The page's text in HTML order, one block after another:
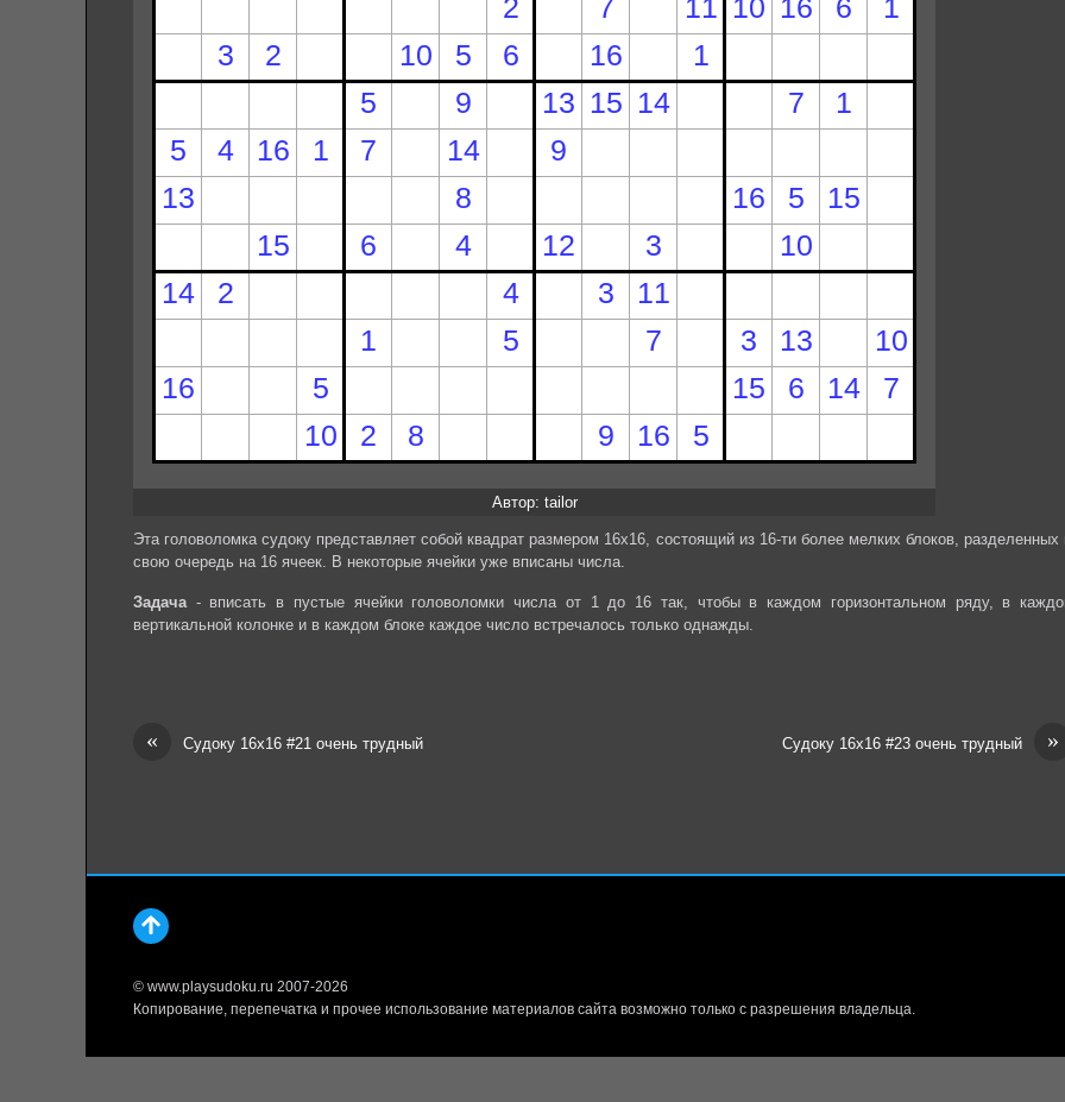
Автор: tailor
Эта головоломка судоку представляет собой квадрат размером 16х16, состоящий из 16-ти более мелких блоков, разделенных
свою очередь на 16 ячеек. В некоторые ячейки уже вписаны числа.
Задача- вписать в пустые ячейки головоломки числа от 1 до 16 так, чтобы в каждом горизонтальном ряду, в
вертикальной колонке и в каждом блоке каждое число встречалось только однажды.
« Судоку 16х16 #21 очень трудный »
Судоку 16х16 #23 очень трудный
© www.playsudoku.ru 2007-2026
Копирование, перепечатка и прочее использование материалов сайта возможно только с разрешения владельца.